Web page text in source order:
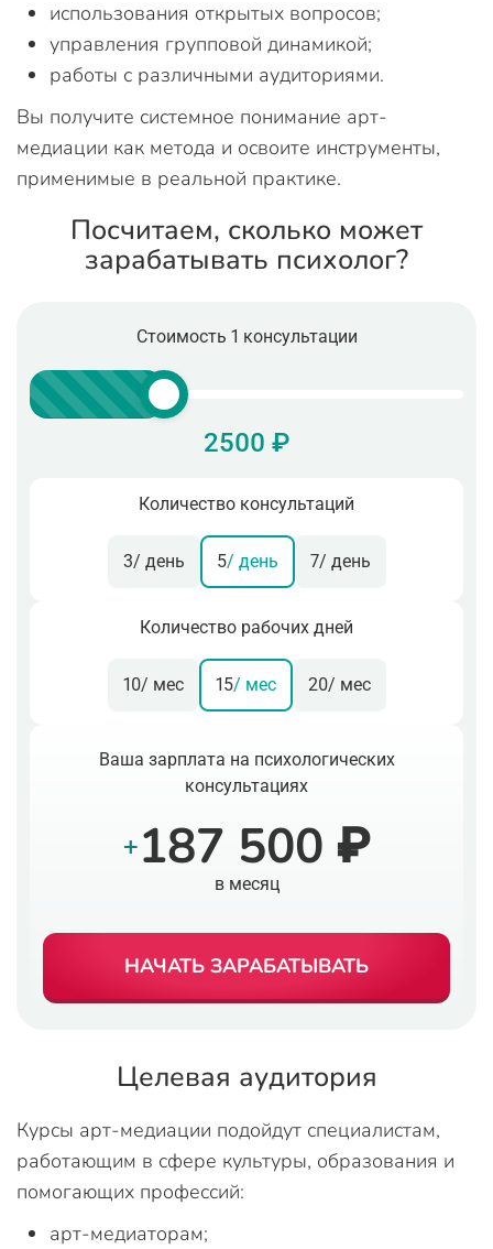
использования открытых вопросов;
управления групповой динамикой;
работы с различными аудиториями.
Вы получите системное понимание арт-
медиации как метода и освоите инструменты,
применимые в реальной практике.
Посчитаем, сколько может
зарабатывать психолог?
Стоимость 1 консультации
2500 ₽
Количество консультаций
3/ день 5/ день 7/ день
Количество рабочих дней
10/ мес 15/ мес 20/ мес
Ваша зарплата на психологических
консультациях
+187 500 ₽
в месяц
НАЧАТЬ ЗАРАБАТЫВАТЬ
Целевая аудитория
Курсы арт-медиации подойдут специалистам,
работающим в сфере культуры, образования и
помогающих профессий:
арт-медиаторам;